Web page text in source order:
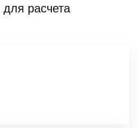
расчета